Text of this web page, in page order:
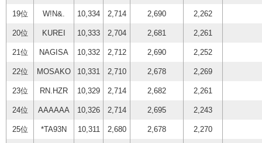
W!N&. 10,334 2,714 2,690 2,262
KUREI 10,333 2,704 2,681 2,261
NAGISA 10,332 2,712 2,690 2,252
MOSAKO 10,331 2,710 2,678 2,269
RN.HZR 10,329 2,714 2,682 2,261
AAAAAA 10,326 2,714 2,695 2,243
*TA93N 10,311 2,680 2,678 2,270
19位
20位
21位
22位
23位
24位
25位